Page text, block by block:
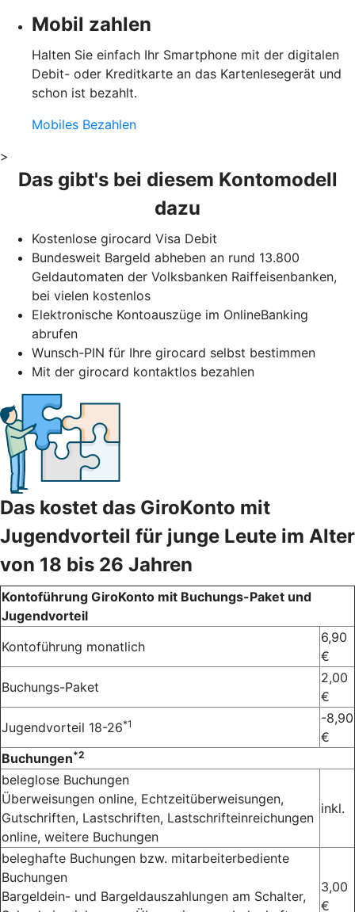
Mobil zahlen
Halten Sie einfach Ihr Smartphone mit der digitalen
Debit- oder Kreditkarte an das Kartenlesegerät und
schon ist bezahlt.
Mobiles Bezahlen
>
Das gibt's bei diesem Kontomodell
dazu
Kostenlose girocard Visa Debit
Bundesweit Bargeld abheben an rund 13.800
Geldautomaten der Volksbanken Raiffeisenbanken,
bei vielen kostenlos
Elektronische Kontoauszüge im OnlineBanking
abrufen
Wunsch-PIN für Ihre girocard selbst bestimmen
Mit der girocard kontaktlos bezahlen
Das kostet das GiroKonto mit
Jugendvorteil für junge Leute im Alter
von 18 bis 26 Jahren
Kontoführung GiroKonto mit Buchungs-Paket und
Jugendvorteil
Kontoführung monatlich
6,90
€
Buchungs-Paket
2,00
€
Jugendvorteil 18-26*1
-8,90
€
Buchungen*2
beleglose Buchungen
Überweisungen online, Echtzeitüberweisungen,
Gutschriften, Lastschriften, Lastschrifteinreichungen
online, weitere Buchungen
inkl.
beleghafte Buchungen bzw. mitarbeiterbediente
Buchungen
Bargeldein- und Bargeldauszahlungen am Schalter,
3,00
€